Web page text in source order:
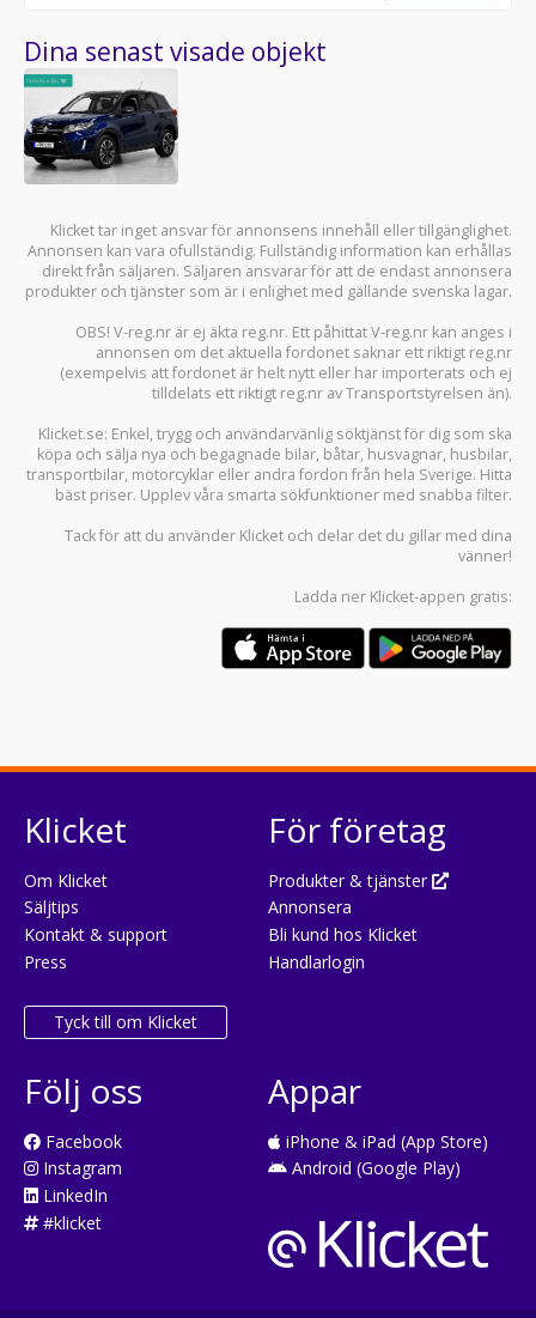
Dina senast visade objekt
Klicket tar inget ansvar för annonsens innehåll eller tillgänglighet.
Annonsen kan vara ofullständig. Fullständig information kan erhållas
direkt från säljaren. Säljaren ansvarar för att de endast annonsera
produkter och tjänster som är i enlighet med gällande svenska lagar.
OBS! V-reg.nr är ej äkta reg.nr. Ett påhittat V-reg.nr kan anges i
annonsen om det aktuella fordonet saknar ett riktigt reg.nr
(exempelvis att fordonet är helt nytt eller har importerats och ej
tilldelats ett riktigt reg.nr av Transportstyrelsen än).
Klicket.se: Enkel, trygg och användarvänlig söktjänst för dig som ska
köpa och sälja nya och begagnade bilar, båtar, husvagnar, husbilar,
transportbilar, motorcyklar eller andra fordon från hela Sverige. Hitta
bäst priser. Upplev våra smarta sökfunktioner med snabba filter.
Tack för att du använder Klicket och delar det du gillar med dina
vänner!
Ladda ner Klicket-appen gratis:
Klicket
Om Klicket
Säljtips
Kontakt & support
Press
Tyck till om Klicket
För företag
Produkter & tjänster
Annonsera
Bli kund hos Klicket
Handlarlogin
Följ oss
Facebook
Instagram
LinkedIn
#klicket
Appar
iPhone & iPad (App Store)
Android (Google Play)